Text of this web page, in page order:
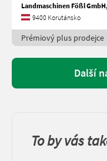
Landmaschinen Fößl
9400 Korutánsko
Prémiový plus prodejce
Další
To by vás